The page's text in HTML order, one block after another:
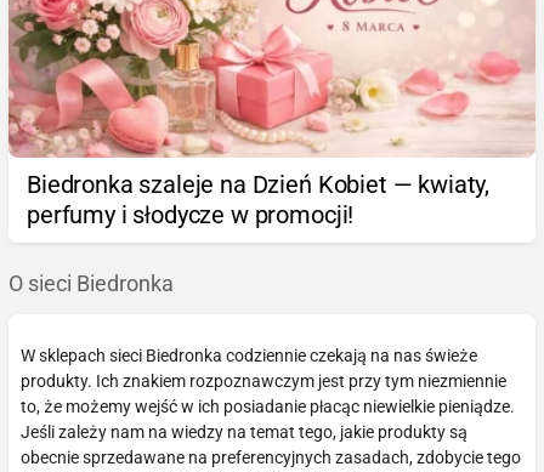
Biedronka szaleje na Dzień Kobiet — kwiaty,
perfumy i słodycze w promocji!
O sieci Biedronka
W sklepach sieci Biedronka codziennie czekają na nas świeże
produkty. Ich znakiem rozpoznawczym jest przy tym niezmiennie
to, że możemy wejść w ich posiadanie płacąc niewielkie pieniądze.
Jeśli zależy nam na wiedzy na temat tego, jakie produkty są
obecnie sprzedawane na preferencyjnych zasadach, zdobycie tego